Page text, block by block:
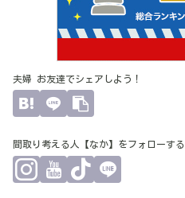
夫婦 お友達でシェアしよう！
間取り考える人【なか】をフォローする